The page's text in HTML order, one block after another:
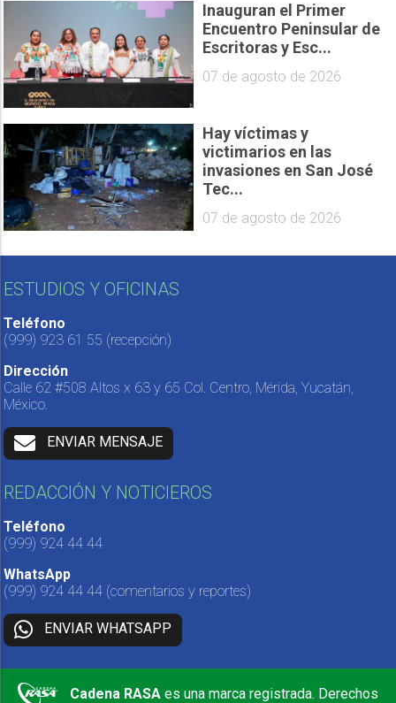
Inauguran el Primer
Encuentro Peninsular de
Escritoras y Esc...
07 de agosto de 2026
Hay víctimas y
victimarios en las
invasiones en San José
Tec...
07 de agosto de 2026
ESTUDIOS Y OFICINAS
Teléfono
(999) 923 61 55 (recepción)
Dirección
Calle 62 #508 Altos x 63 y 65 Col. Centro, Mérida, Yucatán,
México.
ENVIAR MENSAJE
REDACCIÓN Y NOTICIEROS
Teléfono
(999) 924 44 44
WhatsApp
(999) 924 44 44 (comentarios y reportes)
ENVIAR WHATSAPP
Cadena RASA es una marca registrada. Derechos